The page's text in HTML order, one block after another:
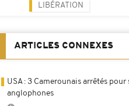
LIBÉRATION
ARTICLES CONNEXES
USA : 3 Camerounais arrêtés
anglophones